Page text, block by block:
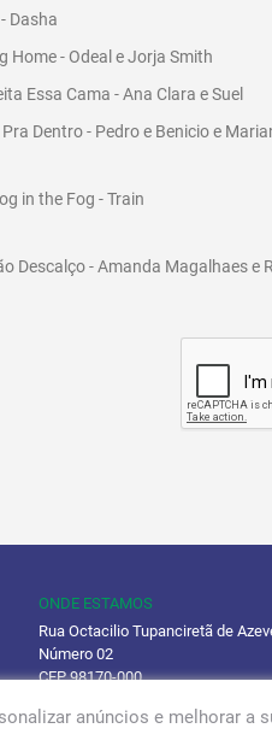
Dasha
Home - Odeal e Jorja Smith
Essa Cama - Ana Clara e Suel
Dentro - Pedro e Benicio e
in the Fog - Train
Descalço - Amanda Magalhaes e
ONDE ESTAMOS
Rua Octacilio Tupanciretã de
Número 02
CEP 98170-000
Política de Privacidade
anúncios e melhorar a